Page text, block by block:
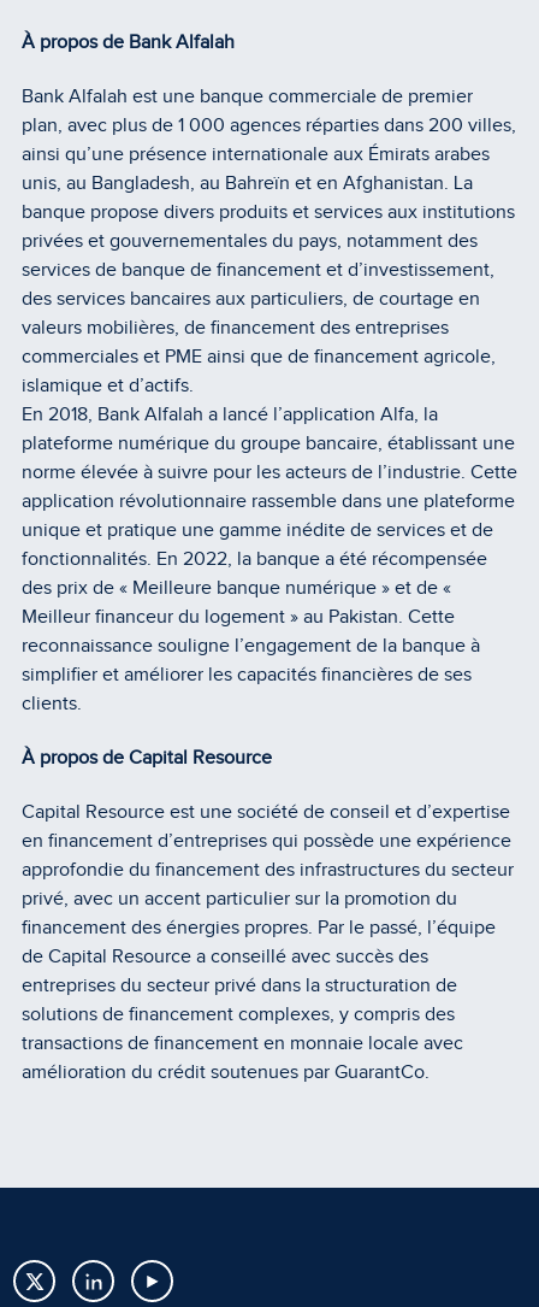
À propos de Bank Alfalah
Bank Alfalah est une banque commerciale de premier
plan, avec plus de 1 000 agences réparties dans 200 villes,
ainsi qu’une présence internationale aux Émirats arabes
unis, au Bangladesh, au Bahreïn et en Afghanistan. La
banque propose divers produits et services aux institutions
privées et gouvernementales du pays, notamment des
services de banque de financement et d’investissement,
des services bancaires aux particuliers, de courtage en
valeurs mobilières, de financement des entreprises
commerciales et PME ainsi que de financement agricole,
islamique et d’actifs.
En 2018, Bank Alfalah a lancé l’application Alfa, la
plateforme numérique du groupe bancaire, établissant une
norme élevée à suivre pour les acteurs de l’industrie. Cette
application révolutionnaire rassemble dans une plateforme
unique et pratique une gamme inédite de services et de
fonctionnalités. En 2022, la banque a été récompensée
des prix de « Meilleure banque numérique » et de «
Meilleur financeur du logement » au Pakistan. Cette
reconnaissance souligne l’engagement de la banque à
simplifier et améliorer les capacités financières de ses
clients.
À propos de Capital Resource
Capital Resource est une société de conseil et d’expertise
en financement d’entreprises qui possède une expérience
approfondie du financement des infrastructures du secteur
privé, avec un accent particulier sur la promotion du
financement des énergies propres. Par le passé, l’équipe
de Capital Resource a conseillé avec succès des
entreprises du secteur privé dans la structuration de
solutions de financement complexes, y compris des
transactions de financement en monnaie locale avec
amélioration du crédit soutenues par GuarantCo.